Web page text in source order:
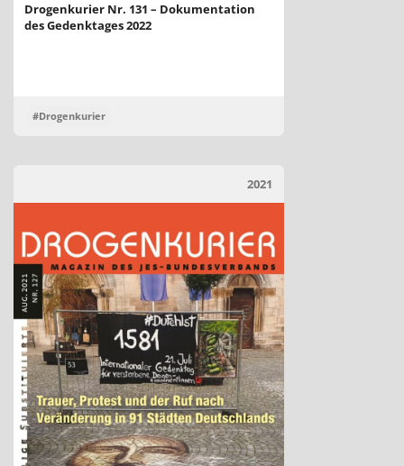
Drogenkurier Nr. 131 – Dokumentation
des Gedenktages 2022
#Drogenkurier
2021